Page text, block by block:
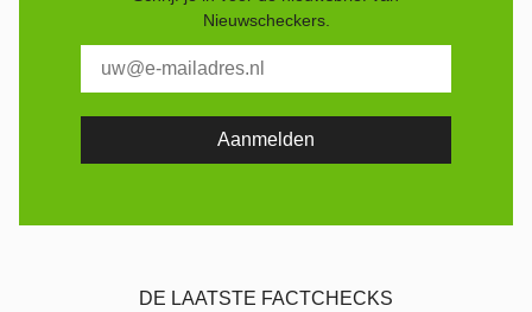
Nieuwscheckers.
DE LAATSTE FACTCHECKS